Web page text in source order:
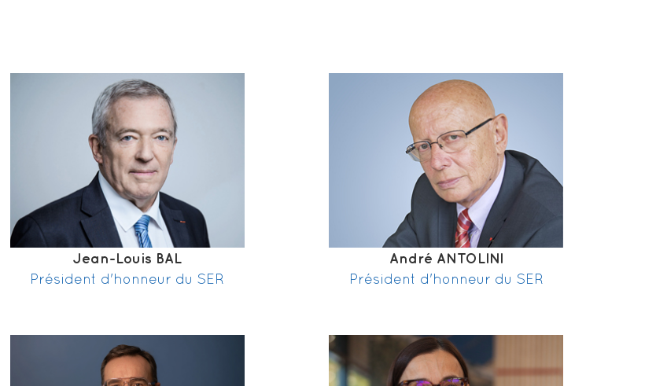
Jean-Louis BAL
Président d'honneur du SER
André ANTOLINI
Président d'honneur du SER